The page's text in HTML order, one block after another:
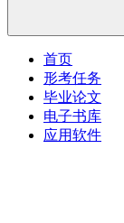
首页
形考任务
毕业论文
电子书库
应用软件